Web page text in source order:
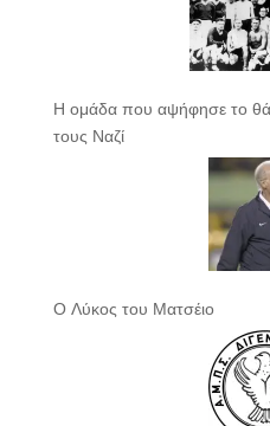
Η ομάδα που αψήφησε το
τους Ναζί
Ο Λύκος του Ματσέιο